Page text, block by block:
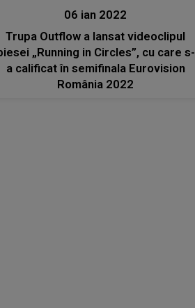
06 ian 2022
Trupa Outflow a lansat videoclipul
„Running in Circles”, cu care s-
a calificat în semifinala Eurovision
România 2022